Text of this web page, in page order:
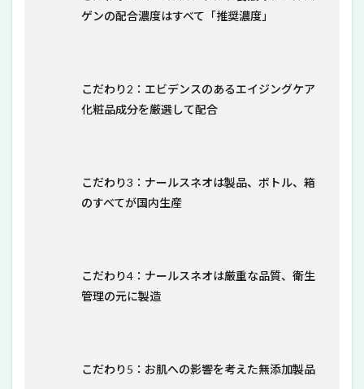
ゲンの配合濃度はすべて「推奨濃度」
こだわり2：エビデンスのあるエイジングケア
化粧品成分を厳選して配合
こだわり3：ナールスネオは製品、ボトル、箱
のすべてが国内生産
こだわり4：ナールスネオは厳重な品質、衛生
管理の元に製造
こだわり5：お肌への影響を考えた無添加製品